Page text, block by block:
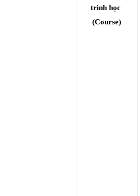
trình học
(Course)